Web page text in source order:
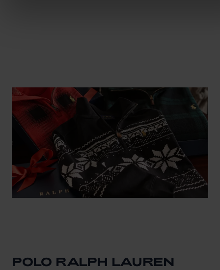
POLO RALPH LAUREN